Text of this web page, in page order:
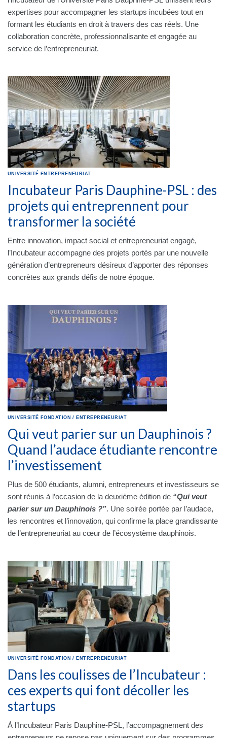
expertises pour accompagner les startups incubées tout en
formant les étudiants en droit à travers des cas réels. Une
collaboration concrète, professionnalisante et engagée au
service de l’entrepreneuriat.
UNIVERSITÉ ENTREPRENEURIAT
Incubateur Paris Dauphine-PSL : des
projets qui entreprennent pour
transformer la société
Entre innovation, impact social et entrepreneuriat engagé,
l’Incubateur accompagne des projets portés par une nouvelle
génération d’entrepreneurs désireux d’apporter des réponses
concrètes aux grands défis de notre époque.
UNIVERSITÉ FONDATION / ENTREPRENEURIAT
Qui veut parier sur un Dauphinois ?
Quand l’audace étudiante rencontre
l’investissement
Plus de 500 étudiants, alumni, entrepreneurs et investisseurs se
sont réunis à l’occasion de la deuxième édition de “Qui veut
parier sur un Dauphinois ?”. Une soirée portée par l’audace,
les rencontres et l’innovation, qui confirme la place grandissante
de l’entrepreneuriat au cœur de l’écosystème dauphinois.
UNIVERSITÉ FONDATION / ENTREPRENEURIAT
Dans les coulisses de l’Incubateur :
ces experts qui font décoller les
startups
À l’Incubateur Paris Dauphine-PSL, l’accompagnement des